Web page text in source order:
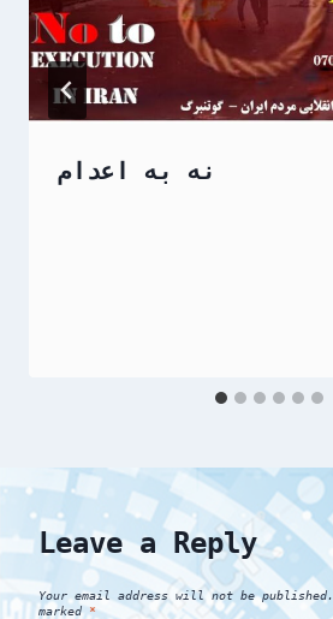
نه به اعدام
Leave a Reply
Your email address will not be published.
marked*